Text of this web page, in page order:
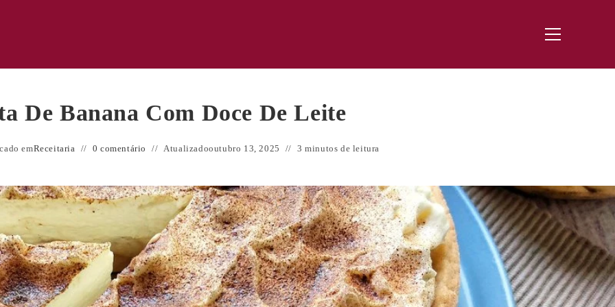
Menu
De Banana Com Doce De Leite
emReceitaria 0 comentário Atualizadooutubro 13, 2025 3 minutos de leitura